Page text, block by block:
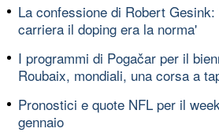
La confessione di Robert
carriera il doping era la norma'
I programmi di Pogačar per il
Roubaix, mondiali, una corsa a
Pronostici e quote NFL per il
gennaio